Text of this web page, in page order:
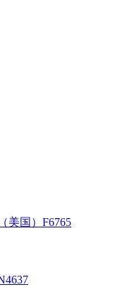
美国）F6765